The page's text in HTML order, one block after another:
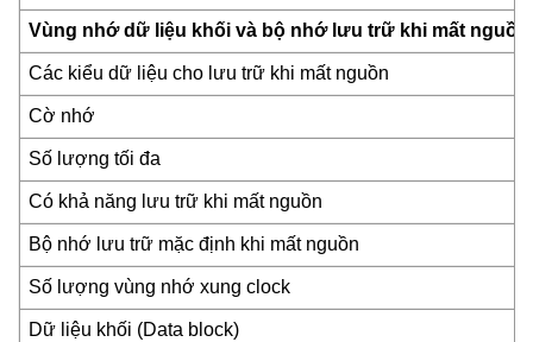
Vùng nhớ dữ liệu khối và bộ nhớ lưu trữ khi mất nguồn
Các kiểu dữ liệu cho lưu trữ khi mất nguồn
Cờ nhớ
Số lượng tối đa
Có khả năng lưu trữ khi mất nguồn
Bộ nhớ lưu trữ mặc định khi mất nguồn
Số lượng vùng nhớ xung clock
Dữ liệu khối (Data block)